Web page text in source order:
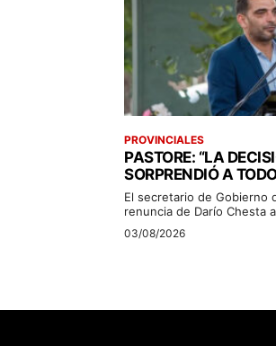
PROVINCIALES
PASTORE: “LA
SORPRENDIÓ A
El secretario de Gobierno
renuncia de Darío Chesta
03/08/2026